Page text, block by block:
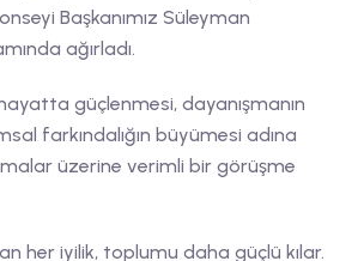
Başkanımız Süleyman
ağırladı.
güçlenmesi, dayanışmanın
farkındalığın büyümesi adına
üzerine verimli bir görüşme
her iyilik, toplumu daha güçlü kılar.